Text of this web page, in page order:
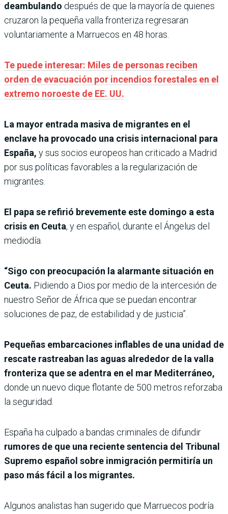
deambulando después de que la mayoría de quienes
cruzaron la pequeña valla fronteriza regresaran
voluntariamente a Marruecos en 48 horas.
Te puede interesar: Miles de personas reciben
orden de evacuación por incendios forestales en el
extremo noroeste de EE. UU.
La mayor entrada masiva de migrantes en el
enclave ha provocado una crisis internacional para
España, y sus socios europeos han criticado a Madrid
por sus políticas favorables a la regularización de
migrantes.
El papa se refirió brevemente este domingo a esta
crisis en Ceuta, y en español, durante el Ángelus del
mediodía.
“Sigo con preocupación la alarmante situación en
Ceuta. Pidiendo a Dios por medio de la intercesión de
nuestro Señor de África que se puedan encontrar
soluciones de paz, de estabilidad y de justicia”.
Pequeñas embarcaciones inflables de una unidad de
rescate rastreaban las aguas alrededor de la valla
fronteriza que se adentra en el mar Mediterráneo,
donde un nuevo dique flotante de 500 metros reforzaba
la seguridad.
España ha culpado a bandas criminales de difundir
rumores de que una reciente sentencia del Tribunal
Supremo español sobre inmigración permitiría un
paso más fácil a los migrantes.
Algunos analistas han sugerido que Marruecos podría